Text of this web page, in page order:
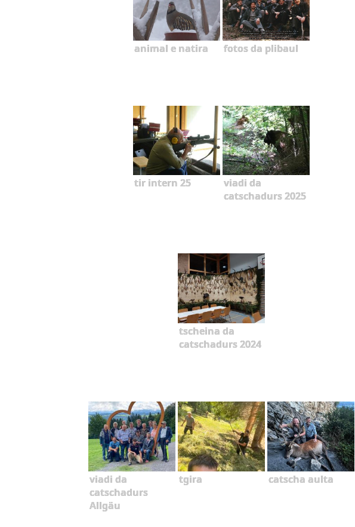
animal e natira fotos da plibaul
tir intern 25
viadi da
catschadurs 2025
tscheina da
catschadurs 2024
viadi da
catschadurs
Allgäu
tgira catscha aulta